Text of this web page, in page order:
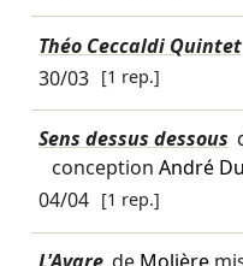
Théo Ceccaldi Quintet
30/03 [1 rep.]
Sens dessus dessous
conception André
04/04 [1 rep.]